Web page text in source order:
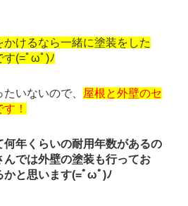
けるなら一緒に塗装をした
す(=ﾟωﾟ)ﾉ
いないので、
屋根と外壁のセ
！
年くらいの耐用年数があるの
では外壁の塗装も行ってお
かと思います(=ﾟωﾟ)ﾉ